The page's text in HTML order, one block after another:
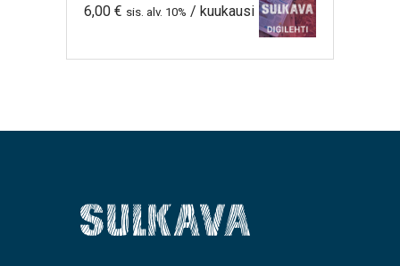
6,00 € sis. alv. 10% / kuukausi